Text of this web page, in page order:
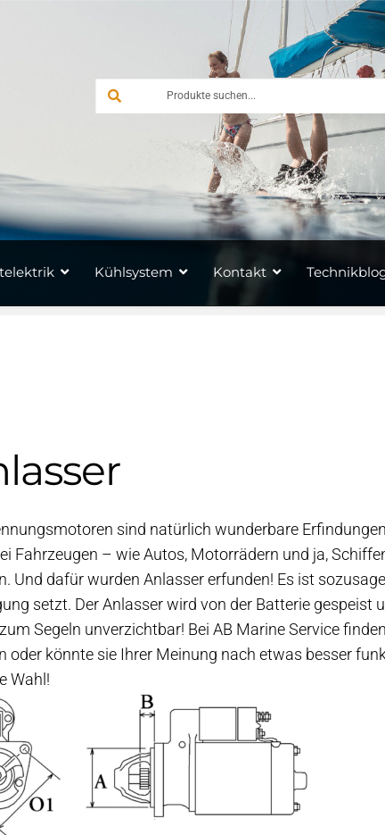
Kühlsystem Kontakt
sind natürlich wunderbare
Fahrzeugen – wie Autos, Motorrädern und ja,
Und dafür wurden Anlasser erfunden! Es ist
setzt. Der Anlasser wird von der Batterie
Segeln unverzichtbar! Bei AB Marine Service
oder könnte sie Ihrer Meinung nach etwas besser
Wahl!